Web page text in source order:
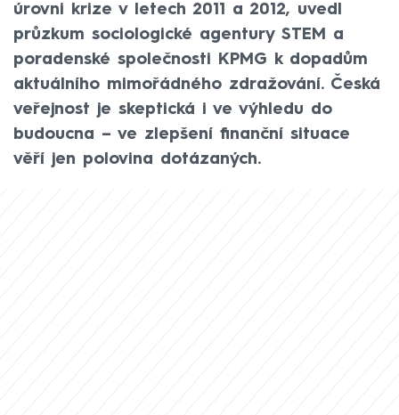
úrovni krize v letech 2011 a 2012, uvedl
průzkum sociologické agentury STEM a
poradenské společnosti KPMG k dopadům
aktuálního mimořádného zdražování. Česká
veřejnost je skeptická i ve výhledu do
budoucna – ve zlepšení finanční situace
věří jen polovina dotázaných.